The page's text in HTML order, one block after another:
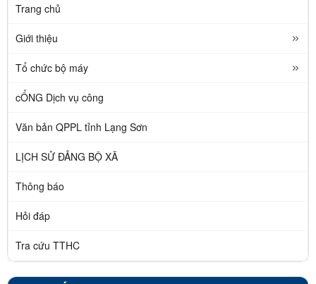
Trang chủ
Giới thiệu
Tổ chức bộ máy
cỔNG Dịch vụ công
Văn bản QPPL tỉnh Lạng Sơn
LỊCH SỬ ĐẢNG BỘ XÃ
Thông báo
Hỏi đáp
Tra cứu TTHC